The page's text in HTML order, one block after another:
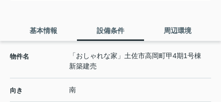
基本情報 設備条件 周辺環境
物件名
「おしゃれな家」土佐市高岡町甲4期1号棟
新築建売
向き 南